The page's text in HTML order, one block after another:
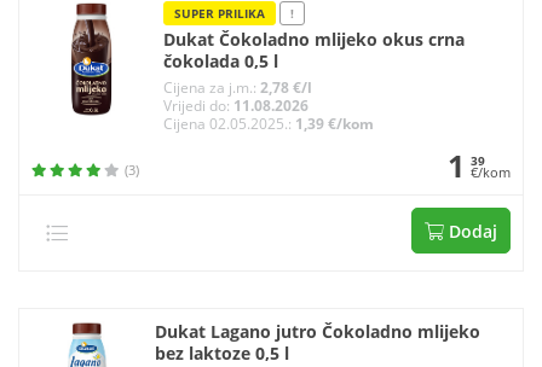
SUPER PRILIKA !
Dukat Čokoladno mlijeko okus crna
čokolada 0,5 l
Cijena za j.m.: 2,78 €/l
Vrijedi do: 11.08.2026
Cijena 02.05.2025.: 1,39 €/kom
(3) 1 39
€/kom
Dodaj
Dukat Lagano jutro Čokoladno mlijeko
bez laktoze 0,5 l